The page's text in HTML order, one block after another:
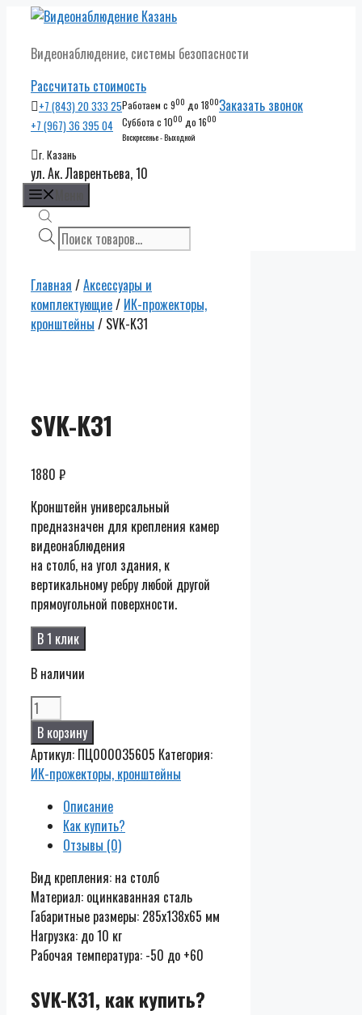
Перейти
содержимому
Видеонаблюдение, системы безопасности
Рассчитать стоимость
+7 (843) 20 333 25
+7 (967) 36 395 04
Работаем с 900 до 1800
Суббота с 1000 до 1600
Воскресенье - Выходной
Заказать звонок
г. Казань
ул. Ак. Лаврентьева, 10
Поиск
товаров
Главная /Аксессуары и
комплектующие/ ИК-прожекторы,
кронштейны / SVK-K31
SVK-K31
1880 ₽
Кронштейн универсальный
предназначен для крепления камер
видеонаблюдения
на столб, на угол здания, к
вертикальному ребру любой другой
прямоугольной поверхности.
В 1 клик
В наличии
Количество
SVK-
K31
В корзину
Артикул: ПЦ000035605 Категория:
ИК-прожекторы, кронштейны
Описание
Как купить?
Отзывы (0)
Вид крепления: на столб
Материал: оцинкаванная сталь
Габаритные размеры: 285х138х65 мм
Нагрузка: до 10 кг
Рабочая температура: -50 до +60
SVK-K31, как купить?